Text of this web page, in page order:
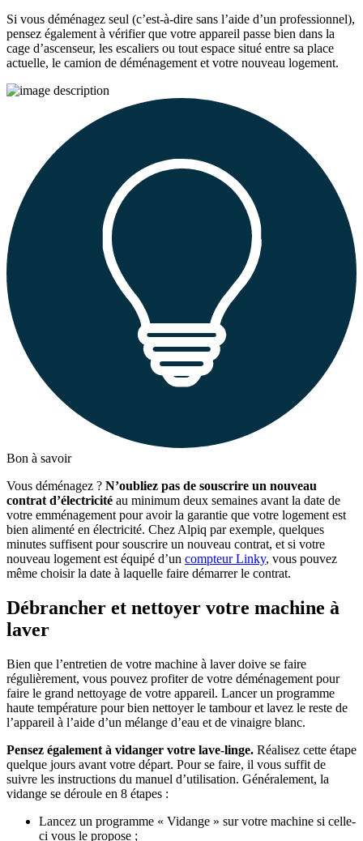
Si vous déménagez seul (c’est-à-dire sans l’aide d’un professionnel),
pensez également à vérifier que votre appareil passe bien dans la
cage d’ascenseur, les escaliers ou tout espace situé entre sa place
actuelle, le camion de déménagement et votre nouveau logement.
Bon à savoir
Vous déménagez ? N’oubliez pas de souscrire un nouveau
contrat d’électricité au minimum deux semaines avant la date de
votre emménagement pour avoir la garantie que votre logement est
bien alimenté en électricité. Chez Alpiq par exemple, quelques
minutes suffisent pour souscrire un nouveau contrat, et si votre
nouveau logement est équipé d’un compteur Linky, vous pouvez
même choisir la date à laquelle faire démarrer le contrat.
Débrancher et nettoyer votre machine à
laver
Bien que l’entretien de votre machine à laver doive se faire
régulièrement, vous pouvez profiter de votre déménagement pour
faire le grand nettoyage de votre appareil. Lancer un programme
haute température pour bien nettoyer le tambour et lavez le reste de
l’appareil à l’aide d’un mélange d’eau et de vinaigre blanc.
Pensez également à vidanger votre lave-linge. Réalisez cette étape
quelque jours avant votre départ. Pour se faire, il vous suffit de
suivre les instructions du manuel d’utilisation. Généralement, la
vidange se déroule en 8 étapes :
Lancez un programme « Vidange » sur votre machine si celle-
ci vous le propose ;